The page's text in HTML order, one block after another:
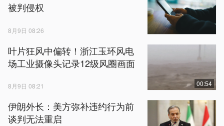
被判侵权
8月9日 08:26
叶片狂风中偏转！浙江玉环风电
场工业摄像头记录12级风圈画面
8月9日 08:21 00:54
伊朗外长：美方弥补违约行为前
谈判无法重启